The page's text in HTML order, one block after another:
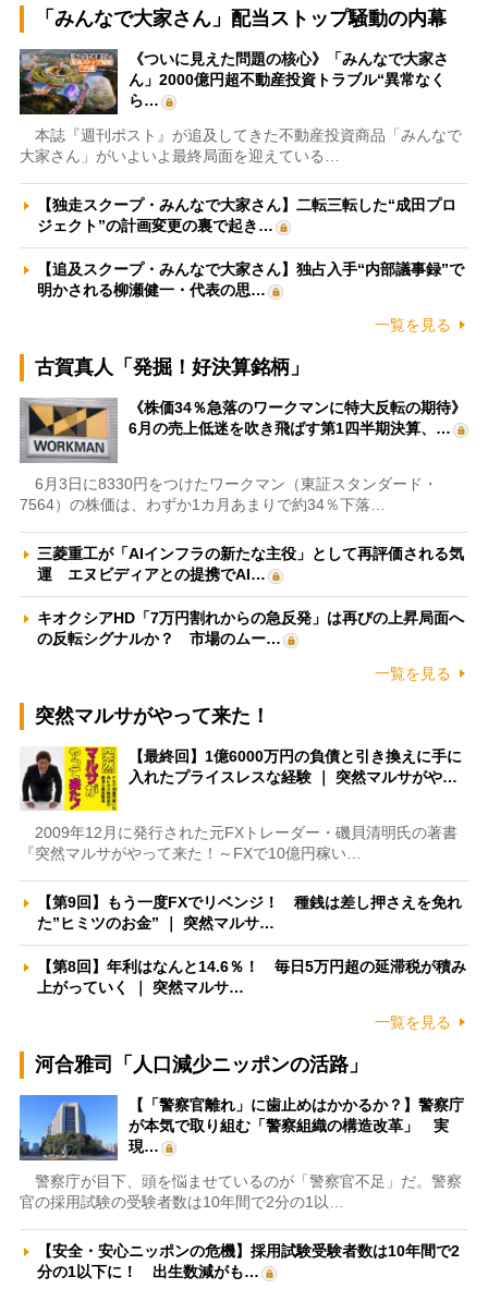
「みんなで大家さん」配当ストップ騒動の内幕
《ついに見えた問題の核心》「みんなで大家さ
ん」2000億円超不動産投資トラブル“異常なく
ら…
本誌『週刊ポスト』が追及してきた不動産投資商品「みんなで
大家さん」がいよいよ最終局面を迎えている…
【独走スクープ・みんなで大家さん】二転三転した“成田プロ
ジェクト”の計画変更の裏で起き…
【追及スクープ・みんなで大家さん】独占入手“内部議事録”で
明かされる柳瀬健一・代表の思…
一覧を見る
古賀真人「発掘！好決算銘柄」
《株価34％急落のワークマンに特大反転の期待》
6月の売上低迷を吹き飛ばす第1四半期決算、…
6月3日に8330円をつけたワークマン（東証スタンダード・
7564）の株価は、わずか1カ月あまりで約34％下落…
三菱重工が「AIインフラの新たな主役」として再評価される気
運 エヌビディアとの提携でAI…
キオクシアHD「7万円割れからの急反発」は再びの上昇局面へ
の反転シグナルか？ 市場のムー…
一覧を見る
突然マルサがやって来た！
【最終回】1億6000万円の負債と引き換えに手に
入れたプライスレスな経験 ｜ 突然マルサがや…
2009年12月に発行された元FXトレーダー・磯貝清明氏の著書
『突然マルサがやって来た！～FXで10億円稼い…
【第9回】もう一度FXでリベンジ！ 種銭は差し押さえを免れ
た”ヒミツのお金” ｜ 突然マルサ…
【第8回】年利はなんと14.6％！ 毎日5万円超の延滞税が積み
上がっていく ｜ 突然マルサ…
一覧を見る
河合雅司「人口減少ニッポンの活路」
【「警察官離れ」に歯止めはかかるか？】警察庁
が本気で取り組む「警察組織の構造改革」 実
現…
警察庁が目下、頭を悩ませているのが「警察官不足」だ。警察
官の採用試験の受験者数は10年間で2分の1以…
【安全・安心ニッポンの危機】採用試験受験者数は10年間で2
分の1以下に！ 出生数減がも…